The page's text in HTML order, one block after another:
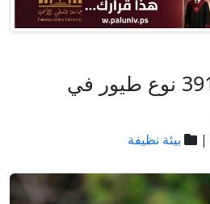
"التعليم البيئي": 391 نوع طيور في
بيئة نظيفة